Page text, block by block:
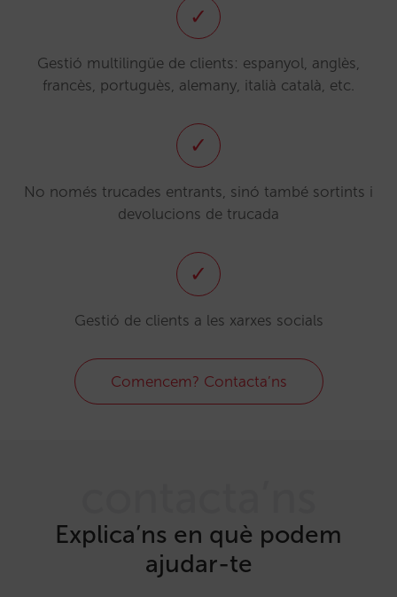
✓
Gestió multilingüe de clients: espanyol, anglès,
francès, portuguès, alemany, italià català, etc.
✓
No només trucades entrants, sinó també sortints i
devolucions de trucada
✓
Gestió de clients a les xarxes socials
Comencem? Contacta’ns
Explica’ns en què podem
ajudar-te